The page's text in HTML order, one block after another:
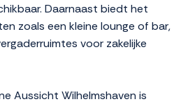
Daarnaast biedt het
zoals een kleine lounge of bar,
voor zakelijke
Aussicht Wilhelmshaven is